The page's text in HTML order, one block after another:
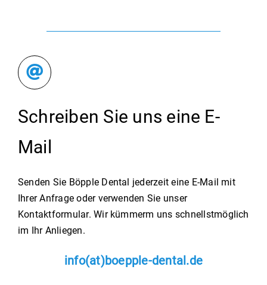
Schreiben Sie uns eine E-
Mail
Senden Sie Böpple Dental jederzeit eine E-Mail mit
Ihrer Anfrage oder verwenden Sie unser
Kontaktformular. Wir kümmerm uns schnellstmöglich
im Ihr Anliegen.
info(at)boepple-dental.de